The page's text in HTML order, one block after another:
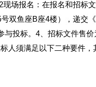
场报名：在报名和招标
号双鱼座B座4楼），递
与投标。4、招标文件售
人须满足以下二种要件